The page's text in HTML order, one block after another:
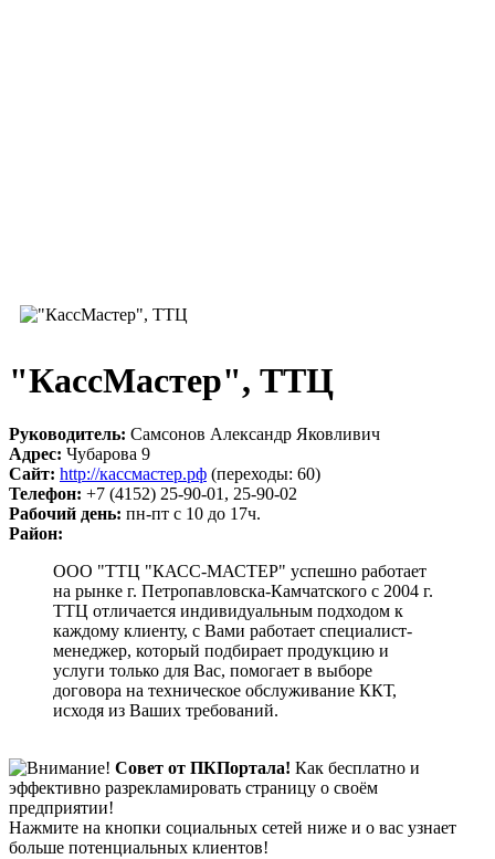
"КассМастер", ТТЦ
Руководитель: Самсонов Александр Яковливич
Адрес: Чубарова 9
Сайт: http://кассмастер.рф (переходы: 60)
Телефон: +7 (4152) 25-90-01, 25-90-02
Рабочий день: пн-пт с 10 до 17ч.
Район:
ООО "ТТЦ "КАСС-МАСТЕР" успешно работает
на рынке г. Петропавловска-Камчатского с 2004 г.
ТТЦ отличается индивидуальным подходом к
каждому клиенту, с Вами работает специалист-
менеджер, который подбирает продукцию и
услуги только для Вас, помогает в выборе
договора на техническое обслуживание ККТ,
исходя из Ваших требований.
Совет от ПКПортала! Как бесплатно и
эффективно разрекламировать страницу о своём
предприятии!
Нажмите на кнопки социальных сетей ниже и о вас узнает
больше потенциальных клиентов!